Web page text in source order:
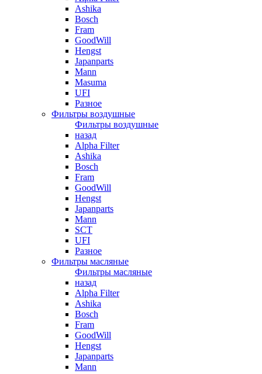
Ashika
Bosch
Fram
GoodWill
Hengst
Japanparts
Mann
Masuma
UFI
Разное
Фильтры воздушные
Фильтры воздушные
назад
Alpha Filter
Ashika
Bosch
Fram
GoodWill
Hengst
Japanparts
Mann
SCT
UFI
Разное
Фильтры масляные
Фильтры масляные
назад
Alpha Filter
Ashika
Bosch
Fram
GoodWill
Hengst
Japanparts
Mann